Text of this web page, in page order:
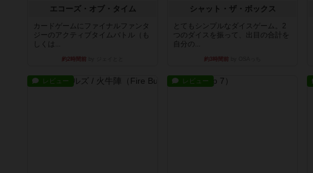
エコーズ・オブ・タイム
カードゲームにファイナルファンタ
ジーのアクティブタイムバトル（も
しくは...
約2時間前
シャット・ザ・ボックス
とてもシンプルなダイスゲーム。2
つのダイスを振って、出目の合計を
自分の...
約3時間前
レビュー レビュー